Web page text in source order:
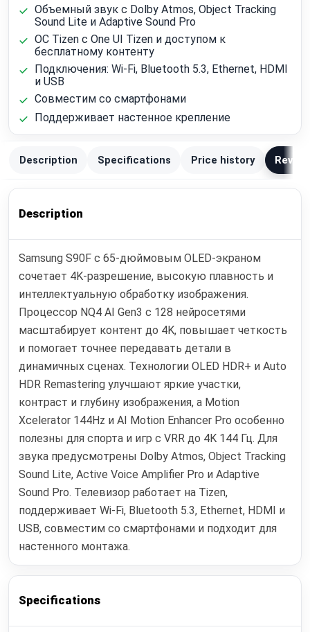
Объемный звук с Dolby Atmos, Object Tracking
Sound Lite и Adaptive Sound Pro
ОС Tizen с One UI Tizen и доступом к
бесплатному контенту
Подключения: Wi‑Fi, Bluetooth 5.3, Ethernet, HDMI
и USB
Совместим со смартфонами
Поддерживает настенное крепление
Description Specifications Price history
Description
Samsung S90F с 65-дюймовым OLED-экраном
сочетает 4K-разрешение, высокую плавность и
интеллектуальную обработку изображения.
Процессор NQ4 AI Gen3 с 128 нейросетями
масштабирует контент до 4K, повышает четкость
и помогает точнее передавать детали в
динамичных сценах. Технологии OLED HDR+ и Auto
HDR Remastering улучшают яркие участки,
контраст и глубину изображения, а Motion
Xcelerator 144Hz и AI Motion Enhancer Pro особенно
полезны для спорта и игр с VRR до 4K 144 Гц. Для
звука предусмотрены Dolby Atmos, Object Tracking
Sound Lite, Active Voice Amplifier Pro и Adaptive
Sound Pro. Телевизор работает на Tizen,
поддерживает Wi‑Fi, Bluetooth 5.3, Ethernet, HDMI и
USB, совместим со смартфонами и подходит для
настенного монтажа.
Specifications